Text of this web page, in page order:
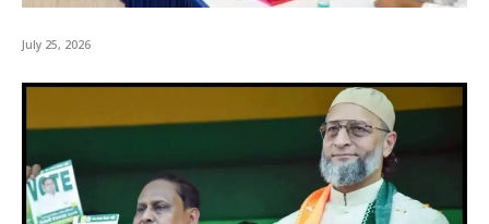
July 25, 2026